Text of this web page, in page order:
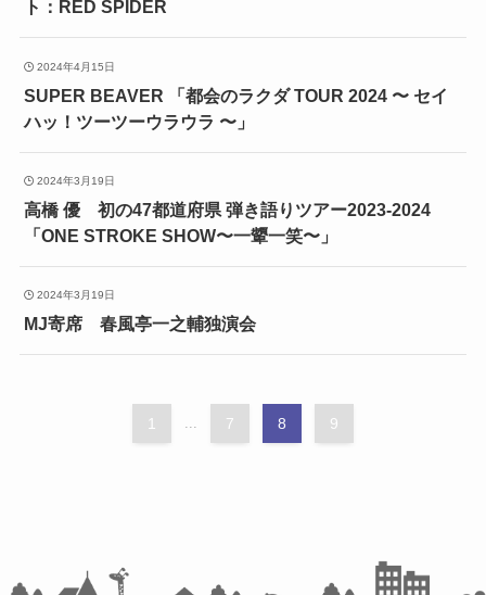
ト：RED SPIDER
2024年4月15日
SUPER BEAVER 「都会のラクダ TOUR 2024 〜 セイ
ハッ！ツーツーウラウラ 〜」
2024年3月19日
高橋 優 初の47都道府県 弾き語りツアー2023-2024
「ONE STROKE SHOW〜一顰一笑〜」
2024年3月19日
MJ寄席 春風亭一之輔独演会
1 ... 7 8 9